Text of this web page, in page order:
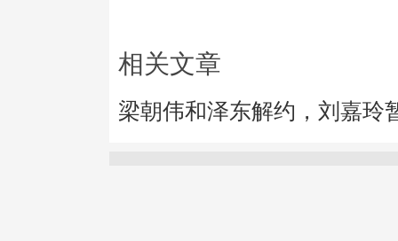
相关文章
梁朝伟和泽东解约，刘嘉玲